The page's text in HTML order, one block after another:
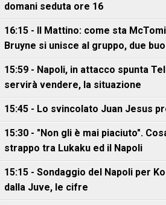
domani seduta ore 16
16:15 - Il Mattino: come sta
Bruyne si unisce al gruppo, due
15:59 - Napoli, in attacco spunta
servirà vendere, la situazione
15:45 - Lo svincolato Juan Jesus
15:30 - "Non gli è mai piaciuto".
strappo tra Lukaku ed il Napoli
15:15 - Sondaggio del Napoli per
dalla Juve, le cifre